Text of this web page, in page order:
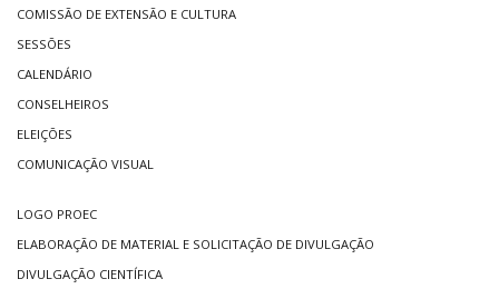
COMISSÃO DE EXTENSÃO E CULTURA
SESSÕES
CALENDÁRIO
CONSELHEIROS
ELEIÇÕES
COMUNICAÇÃO VISUAL
LOGO PROEC
ELABORAÇÃO DE MATERIAL E SOLICITAÇÃO DE DIVULGAÇÃO
DIVULGAÇÃO CIENTÍFICA